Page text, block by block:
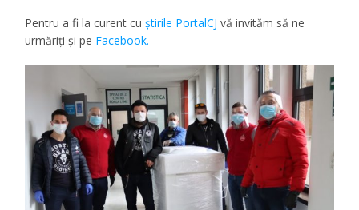
Pentru a fi la curent cuştirile PortalCJ vă invităm să ne
urmăriţi şi pe Facebook.